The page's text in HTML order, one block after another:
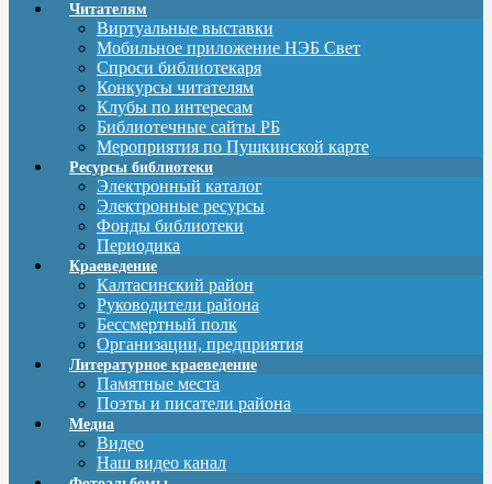
Читателям
Виртуальные выставки
Мобильное приложение НЭБ Свет
Спроси библиотекаря
Конкурсы читателям
Клубы по интересам
Библиотечные сайты РБ
Мероприятия по Пушкинской карте
Ресурсы библиотеки
Электронный каталог
Электронные ресурсы
Фонды библиотеки
Периодика
Краеведение
Калтасинский район
Руководители района
Бессмертный полк
Организации, предприятия
Литературное краеведение
Памятные места
Поэты и писатели района
Медиа
Видео
Наш видео канал